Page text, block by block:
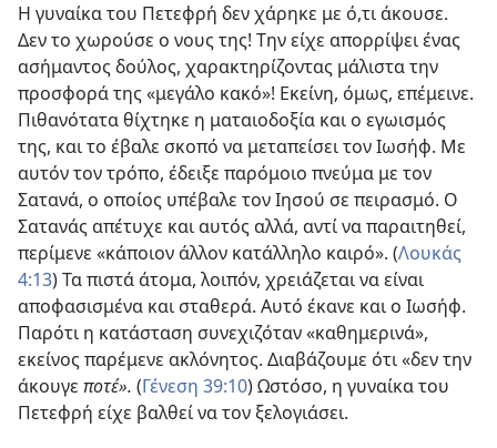
Η γυναίκα του Πετεφρή δεν χάρηκε με ό,τι άκουσε.
Δεν το χωρούσε ο νους της! Την είχε απορρίψει ένας
ασήμαντος δούλος, χαρακτηρίζοντας μάλιστα την
προσφορά της «μεγάλο κακό»! Εκείνη, όμως, επέμεινε.
Πιθανότατα θίχτηκε η ματαιοδοξία και ο εγωισμός
της, και το έβαλε σκοπό να μεταπείσει τον Ιωσήφ. Με
αυτόν τον τρόπο, έδειξε παρόμοιο πνεύμα με τον
Σατανά, ο οποίος υπέβαλε τον Ιησού σε πειρασμό. Ο
Σατανάς απέτυχε και αυτός αλλά, αντί να παραιτηθεί,
περίμενε «κάποιον άλλον κατάλληλο καιρό». (Λουκάς
4:13) Τα πιστά άτομα, λοιπόν, χρειάζεται να είναι
αποφασισμένα και σταθερά. Αυτό έκανε και ο Ιωσήφ.
Παρότι η κατάσταση συνεχιζόταν «καθημερινά»,
εκείνος παρέμενε ακλόνητος. Διαβάζουμε ότι «δεν την
άκουγε ποτέ». (Γένεση 39:10) Ωστόσο, η γυναίκα του
Πετεφρή είχε βαλθεί να τον ξελογιάσει.